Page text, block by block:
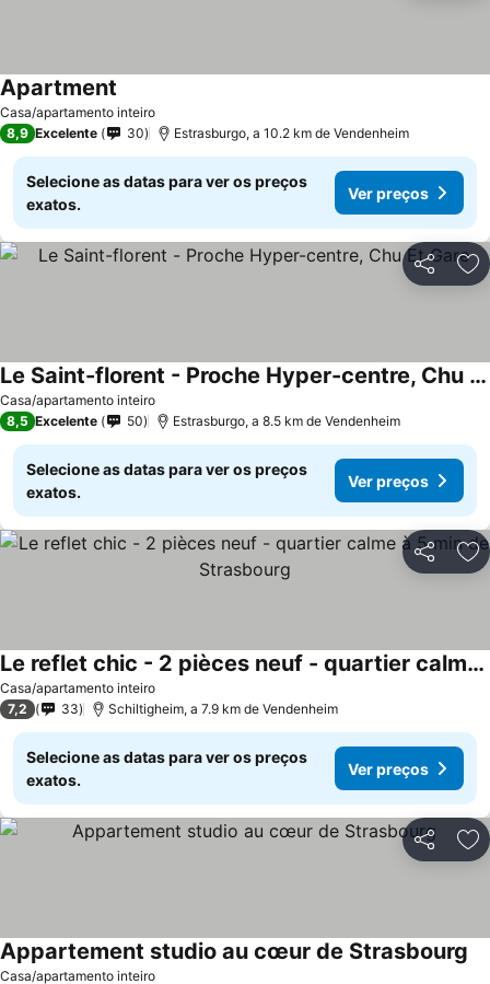
Casa/apartamento inteiro
Apartment
8,9 Excelente 30 Estrasburgo, a 10.2 km de Vendenheim
Selecione as datas para ver os preços
exatos.
Ver preços
Partilhar
Casa/apartamento inteiro
Le Saint-florent - Proche Hyper-centre, Chu Et Gare
8,5 Excelente 50 Estrasburgo, a 8.5 km de Vendenheim
Selecione as datas para ver os preços
exatos.
Ver preços
Partilhar
Casa/apartamento inteiro
Le reflet chic - 2 pièces neuf - quartier calme à 5 min de Strasbourg
7,2 33 Schiltigheim, a 7.9 km de Vendenheim
Selecione as datas para ver os preços
exatos.
Ver preços
Partilhar
Casa/apartamento inteiro
Appartement studio au cœur de Strasbourg